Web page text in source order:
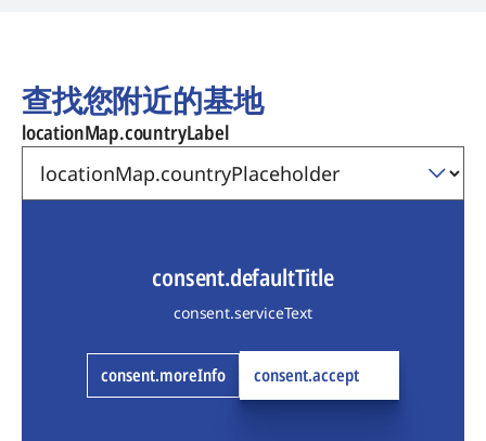
查找您附近的基地
locationMap.countryLabel
consent.defaultTitle
consent.serviceText
consent.moreInfo consent.accept